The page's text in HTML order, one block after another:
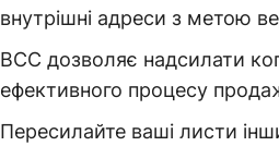
внутрішні адреси з метою
BCC дозволяє надсилати
ефективного процесу
Пересилайте ваші листи